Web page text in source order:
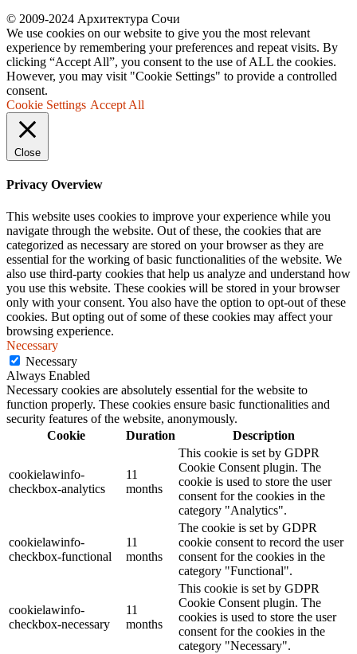
© 2009-2024 Архитектура Сочи
We use cookies on our website to give you the most relevant
experience by remembering your preferences and repeat visits. By
clicking “Accept All”, you consent to the use of ALL the cookies.
However, you may visit "Cookie Settings" to provide a controlled
consent.
Cookie Settings Accept All
Close
Privacy Overview
This website uses cookies to improve your experience while you
navigate through the website. Out of these, the cookies that are
categorized as necessary are stored on your browser as they are
essential for the working of basic functionalities of the website. We
also use third-party cookies that help us analyze and understand how
you use this website. These cookies will be stored in your browser
only with your consent. You also have the option to opt-out of these
cookies. But opting out of some of these cookies may affect your
browsing experience.
Necessary
Necessary
Always Enabled
Necessary cookies are absolutely essential for the website to
function properly. These cookies ensure basic functionalities and
security features of the website, anonymously.
Cookie
Duration Description
cookielawinfo-
checkbox-analytics
11
months
This cookie is set by GDPR
Cookie Consent plugin. The
cookie is used to store the user
consent for the cookies in the
category "Analytics".
cookielawinfo-
checkbox-functional
11
months
The cookie is set by GDPR
cookie consent to record the user
consent for the cookies in the
category "Functional".
cookielawinfo-
checkbox-necessary
11
months
This cookie is set by GDPR
Cookie Consent plugin. The
cookies is used to store the user
consent for the cookies in the
category "Necessary".